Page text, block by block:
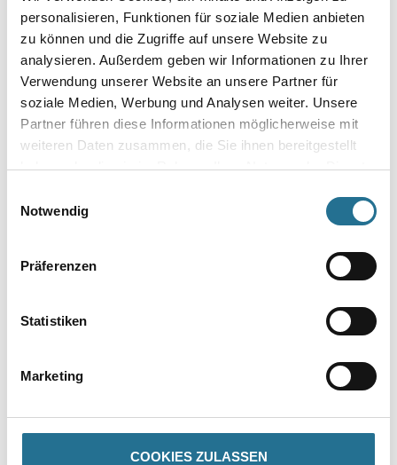
personalisieren, Funktionen für soziale Medien anbieten
zu können und die Zugriffe auf unsere Website zu
analysieren. Außerdem geben wir Informationen zu Ihrer
Verwendung unserer Website an unsere Partner für
soziale Medien, Werbung und Analysen weiter. Unsere
Partner führen diese Informationen möglicherweise mit
weiteren Daten zusammen, die Sie ihnen bereitgestellt
haben oder die sie im Rahmen Ihrer Nutzung der Dienste
Notwendig
Präferenzen
Statistiken
Marketing
COOKIES ZULASSEN
Breite in centimeter
Gebinde
PRODUKTEIGENSCHAFTEN